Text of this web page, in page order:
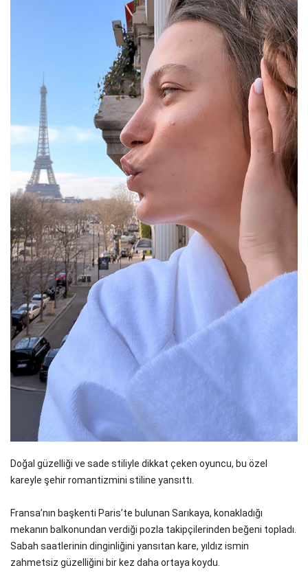
Doğal güzelliği ve sade stiliyle dikkat çeken oyuncu, bu özel
kareyle şehir romantizmini stiline yansıttı.
Fransa’nın başkenti Paris’te bulunan Sarıkaya, konakladığı
mekanın balkonundan verdiği pozla takipçilerinden beğeni topladı.
Sabah saatlerinin dinginliğini yansıtan kare, yıldız ismin
zahmetsiz güzelliğini bir kez daha ortaya koydu.